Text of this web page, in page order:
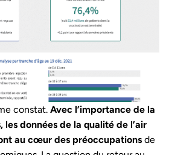
constat. Avec l’importance de la
les données de la qualité de l’air
au cœur des préoccupations de